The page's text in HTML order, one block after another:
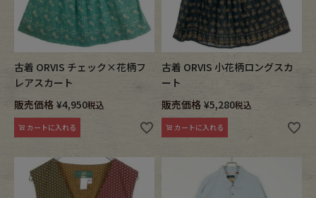
古着 ORVIS チェック×花柄フ
レアスカート
販売価格 ¥4,950税込
カートに入れる
古着 ORVIS 小花柄ロングスカ
ート
販売価格 ¥5,280税込
カートに入れる